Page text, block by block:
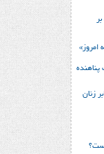
امروز»
زنان